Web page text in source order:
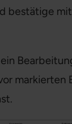
bestätige
markierten